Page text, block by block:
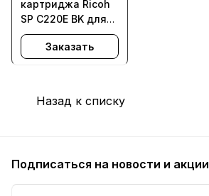
картриджа Ricoh
SP C220E BK для
Aficio SPC220,
SPC221, SPC222,
Заказать
Назад к списку
Подписаться на новости и акции